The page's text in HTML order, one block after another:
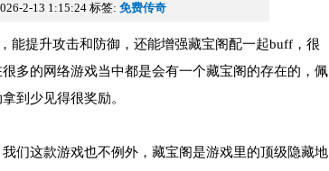
2-13 1:15:24 标签: 免费传奇
能提升攻击和防御，还能‌增强藏宝阁配一起buff，很
多的网络游戏当中都是会有一个藏宝阁的存在的，佩
到少见得很奖励。
们这款游戏也不例外，藏宝阁是游戏里的顶级隐藏地